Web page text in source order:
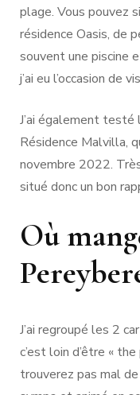
plage. Vous pouvez
résidence Oasis, de
souvent une piscine
j’ai eu l’occasion de
J’ai également testé
Résidence Malvilla,
novembre 2022.
situé donc un bon
Où
J’ai regroupé les 2
c’est loin d’être «
trouverez pas mal